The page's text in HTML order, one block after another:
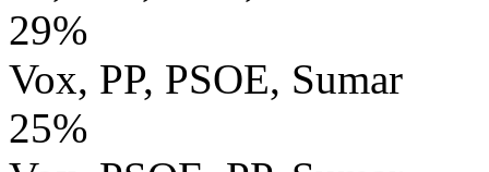
29%
Vox, PP, PSOE, Sumar
25%